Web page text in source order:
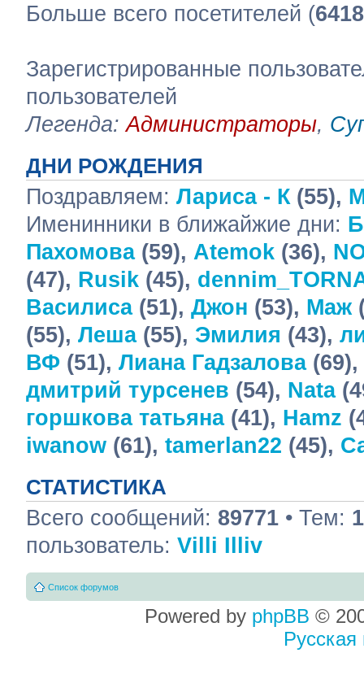
Больше всего посетителей (6418
Зарегистрированные
пользователей
Легенда:Администраторы,
ДНИ РОЖДЕНИЯ
Поздравляем: Лариса - К (55),
Именинники в ближайжие дни:
Пахомова(59), Atemok (36),
(47), Rusik (45),
Василиса(51), Джон (53), Маж
(55), Леша(55), Эмилия (43),
ВФ (51), Лиана Гадзалова(69),
дмитрий турсенев (54), Nata
горшкова татьяна(41), Hamz
iwanow (61), tamerlan22 (45),
СТАТИСТИКА
Всего сообщений: 89771 • Тем:
пользователь: Villi Illiv
Список форумов
Powered by phpBB ©